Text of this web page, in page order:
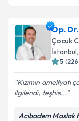
Op.
Çocuk
İstanbul
5 (226
Kızımın
ilgilendi, teşhis...
Acıbadem Maslak